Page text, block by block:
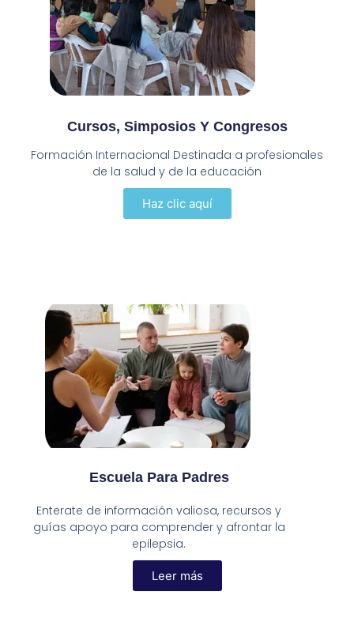
Cursos, Simposios Y Congresos​
Formación Internacional Destinada a profesionales
de la salud y de la educación
Haz clic aquí
Escuela Para Padres​
Enterate de información valiosa, recursos y
guías apoyo para comprender y afrontar la
epilepsia.
Leer más